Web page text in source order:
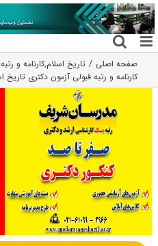
رفتن
به
محتوا
صفحه اصلی تاریخ اسلام,کارنامه و
کارنامه و رتبه قبولی آزمون دکتری تاریخ